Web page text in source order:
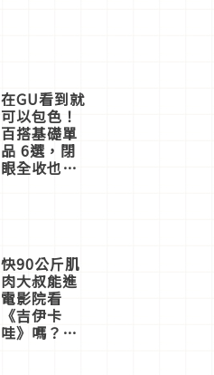
在GU看到就
可以包色！
百搭基礎單
品 6選，閉
眼全收也不
快90公斤肌
肉大叔能進
電影院看
《吉伊卡
哇》嗎？日